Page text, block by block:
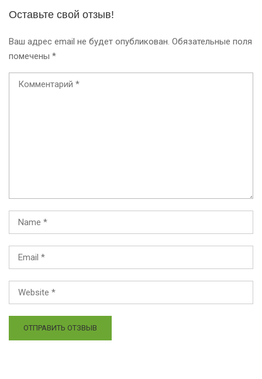
Оставьте свой отзыв!
Ваш адрес email не будет опубликован. Обязательные поля
помечены *